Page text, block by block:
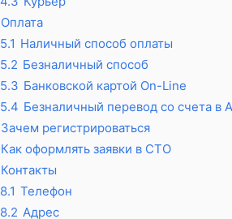
Оплата
5.1 Наличный способ оплаты
5.2 Безналичный способ
5.3 Банковской картой On-Line
5.4 Безналичный перевод со счета в
Зачем регистрироваться
Как оформлять заявки в СТО
Контакты
8.1 Телефон
8.2 Адрес